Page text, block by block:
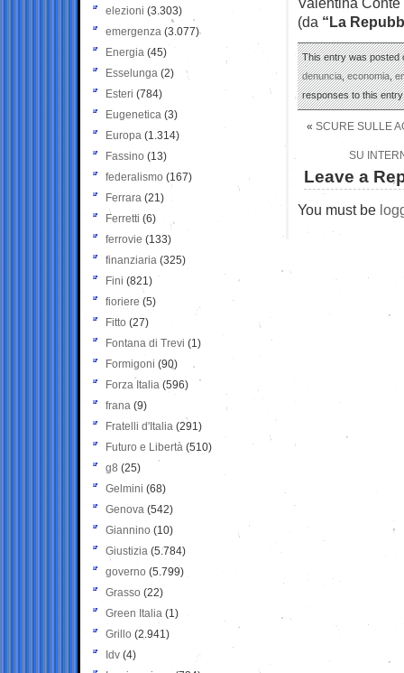
(da “La
This entry was posted
denuncia,economia,
responses to this
« SCURE SULLE
SU
Leave a
You must be
elezioni (3.303)
emergenza (3.077)
Energia (45)
Esselunga (2)
Esteri (784)
Eugenetica (3)
Europa (1.314)
Fassino (13)
federalismo (167)
Ferrara (21)
Ferretti (6)
ferrovie (133)
finanziaria (325)
Fini (821)
fioriere (5)
Fitto (27)
Fontana di Trevi (1)
Formigoni (90)
Forza Italia (596)
frana (9)
Fratelli d'Italia (291)
Futuro e Libertà (510)
g8 (25)
Gelmini (68)
Genova (542)
Giannino (10)
Giustizia (5.784)
governo (5.799)
Grasso (22)
Green Italia (1)
Grillo (2.941)
Idv (4)